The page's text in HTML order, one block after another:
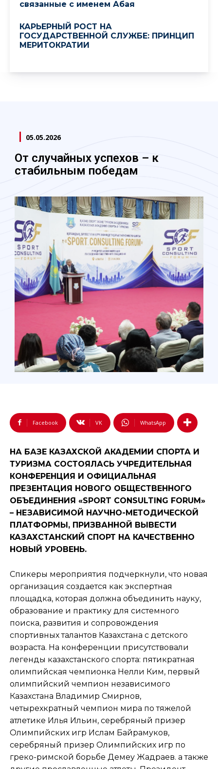
связанные с именем Абая
КАРЬЕРНЫЙ РОСТ НА
ГОСУДАРСТВЕННОЙ СЛУЖБЕ: ПРИНЦИП
МЕРИТОКРАТИИ